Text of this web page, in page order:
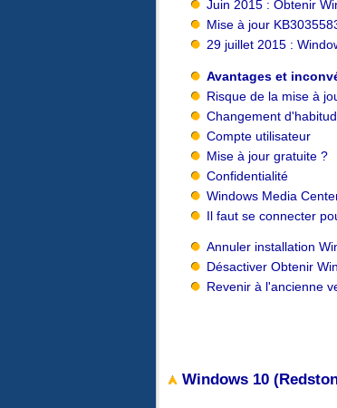
Juin 2015 : Obtenir
Mise à jour
29 juillet 2015 :
Avantages et
Risque de la mise à
Changement
Compte utilisateur
Mise à jour gratuite ?
Confidentialité
Windows Media
Il faut se connecter
Annuler installation
Désactiver Obtenir
Revenir à l'ancienne
Windows 10